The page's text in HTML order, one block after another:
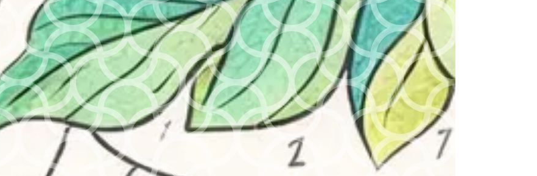
une commission si vous effectuez un achat via ces liens, sans coût
supplémentaire pour vous.
Acheter le produit
Catégories : Feutres Premiers prix
Description